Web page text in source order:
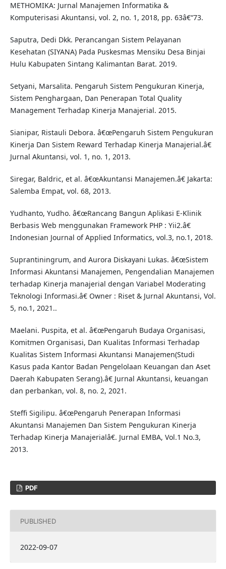
METHOMIKA: Jurnal Manajemen Informatika &
Komputerisasi Akuntansi, vol. 2, no. 1, 2018, pp. 63â€“73.
Saputra, Dedi Dkk. Perancangan Sistem Pelayanan
Kesehatan (SIYANA) Pada Puskesmas Mensiku Desa Binjai
Hulu Kabupaten Sintang Kalimantan Barat. 2019.
Setyani, Marsalita. Pengaruh Sistem Pengukuran Kinerja,
Sistem Penghargaan, Dan Penerapan Total Quality
Management Terhadap Kinerja Manajerial. 2015.
Sianipar, Ristauli Debora. â€œPengaruh Sistem Pengukuran
Kinerja Dan Sistem Reward Terhadap Kinerja Manajerial.â€
Jurnal Akuntansi, vol. 1, no. 1, 2013.
Siregar, Baldric, et al. â€œAkuntansi Manajemen.â€ Jakarta:
Salemba Empat, vol. 68, 2013.
Yudhanto, Yudho. â€œRancang Bangun Aplikasi E-Klinik
Berbasis Web menggunakan Framework PHP : Yii2.â€
Indonesian Journal of Applied Informatics, vol.3, no.1, 2018.
Suprantiningrum, and Aurora Diskayani Lukas. â€œSistem
Informasi Akuntansi Manajemen, Pengendalian Manajemen
terhadap Kinerja manajerial dengan Variabel Moderating
Teknologi Informasi.â€ Owner : Riset & Jurnal Akuntansi, Vol.
5, no.1, 2021..
Maelani. Puspita, et al. â€œPengaruh Budaya Organisasi,
Komitmen Organisasi, Dan Kualitas Informasi Terhadap
Kualitas Sistem Informasi Akuntansi Manajemen(Studi
Kasus pada Kantor Badan Pengelolaan Keuangan dan Aset
Daerah Kabupaten Serang).â€ Jurnal Akuntansi, keuangan
dan perbankan, vol. 8, no. 2, 2021.
Steffi Sigilipu. â€œPengaruh Penerapan Informasi
Akuntansi Manajemen Dan Sistem Pengukuran Kinerja
Terhadap Kinerja Manajerialâ€. Jurnal EMBA, Vol.1 No.3,
2013.
PDF
PUBLISHED
2022-09-07